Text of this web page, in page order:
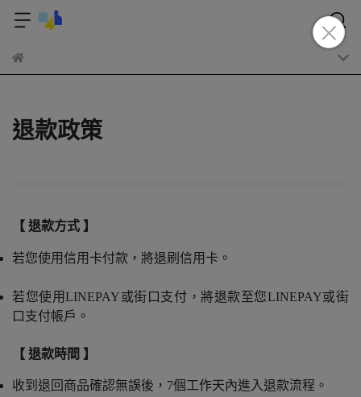
退款政策
【 退款方式 】
若您使用信用卡付款，將退刷信用卡。
若您使用LINEPAY或街口支付，將退款至您LINEPAY或街
口支付帳戶。
【 退款時間 】
收到退回商品確認無誤後，7個工作天內進入退款流程。